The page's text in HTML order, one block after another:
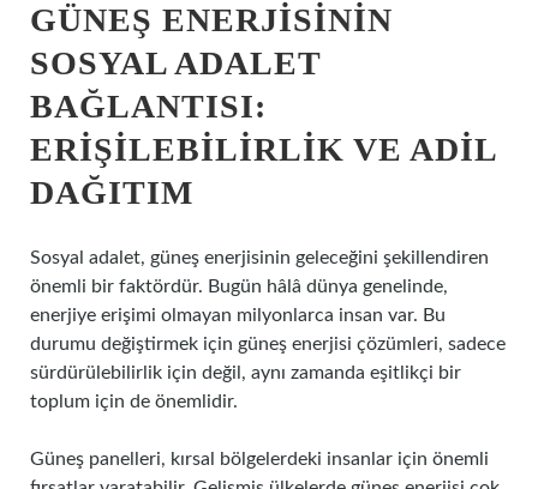
GÜNEŞ ENERJISININ
SOSYAL ADALET
BAĞLANTISI:
ERIŞILEBILIRLIK VE ADIL
DAĞITIM
Sosyal adalet, güneş enerjisinin geleceğini şekillendiren
önemli bir faktördür. Bugün hâlâ dünya genelinde,
enerjiye erişimi olmayan milyonlarca insan var. Bu
durumu değiştirmek için güneş enerjisi çözümleri, sadece
sürdürülebilirlik için değil, aynı zamanda eşitlikçi bir
toplum için de önemlidir.
Güneş panelleri, kırsal bölgelerdeki insanlar için önemli